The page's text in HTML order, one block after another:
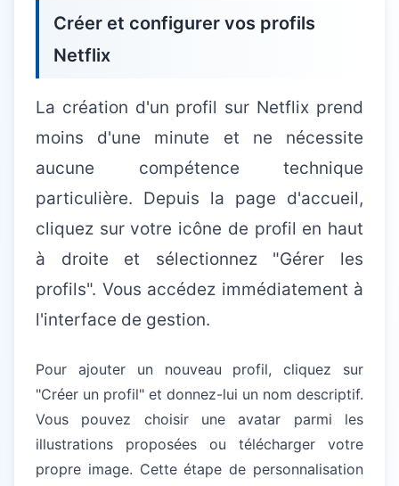
Créer et configurer vos profils
Netflix
La création d'un profil sur Netflix prend
moins d'une minute et ne nécessite
aucune compétence technique
particulière. Depuis la page d'accueil,
cliquez sur votre icône de profil en haut
à droite et sélectionnez "Gérer les
profils". Vous accédez immédiatement à
l'interface de gestion.
Pour ajouter un nouveau profil, cliquez sur
"Créer un profil" et donnez-lui un nom descriptif.
Vous pouvez choisir une avatar parmi les
illustrations proposées ou télécharger votre
propre image. Cette étape de personnalisation